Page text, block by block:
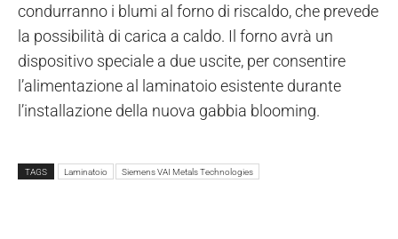
condurranno i blumi al forno di riscaldo, che prevede
la possibilità di carica a caldo. Il forno avrà un
dispositivo speciale a due uscite, per consentire
l’alimentazione al laminatoio esistente durante
l’installazione della nuova gabbia blooming.
TAGS Laminatoio Siemens VAI Metals Technologies